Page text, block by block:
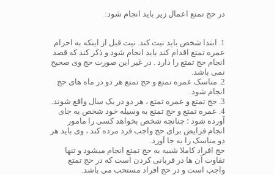
در حج تمتع اعمال زیر باید انجام شود:
1. ابتدا شخص باید نیت کند. نیت قبل از اینکه به احرام
عمره تمتع اقدام کند باید انجام شود و ذکر کند که قصد
انجام حج تمتع را دارد . در غیر این صورت حج وی صحیح
نمی باشد.
2. مناسک عمره تمتع و حج تمتع هر دو در ماه های حج
انجام شود.
3. حج تمتع و عمره تمتع ، هر دو در یک سال واقع شوند.
4. عمره تمتع و حج تمتع به وسیله خود شخص به جای
آورده شود ؛ چنانچه شخص بخواهد کسی را مامور
انجام فرایض برای حج واجب فرد مرده کند ، وی باید هر
دو مناسک را به جا آورد.
حج افراد کاملا شبیه به حج تمتع انجام میشود و تنها
تفاوت آن ها در قربانی کردن است که در حج تمتع
واجب است و در حج افراد مستحب می باشد.